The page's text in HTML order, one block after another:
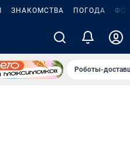
ЗНАКОМСТВА ПОГОДА
Роботы-